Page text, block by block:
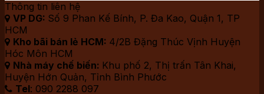
Thông tin liên hệ
 VP DG: Số 9 Phan Kế Bính, P. Đa Kao, Quận 1, TP
HCM
 Kho bãi bán lẻ HCM: 4/2B Đặng Thúc Vịnh Huyện
Hóc Môn HCM
 Nhà máy chế biến: Khu phố 2, Thị trấn Tân Khai,
Huyện Hớn Quản, Tỉnh Bình Phước
 Tel: 090 2288 097